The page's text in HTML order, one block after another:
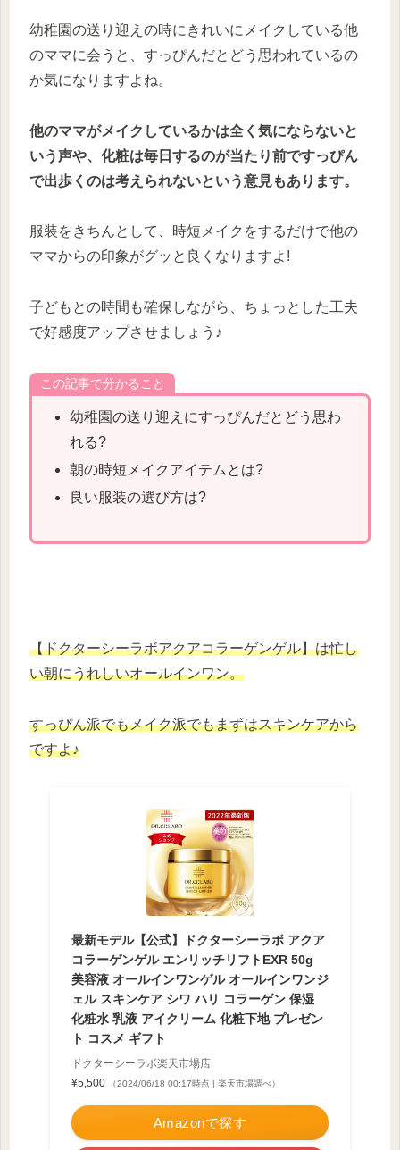
幼稚園の送り迎えの時にきれいにメイクしている他
のママに会うと、すっぴんだとどう思われているの
か気になりますよね。
他のママがメイクしているかは全く気にならないと
いう声や、化粧は毎日するのが当たり前ですっぴん
で出歩くのは考えられないという意見もあります。
服装をきちんとして、時短メイクをするだけで他の
ママからの印象がグッと良くなりますよ!
子どもとの時間も確保しながら、ちょっとした工夫
で好感度アップさせましょう♪
この記事で分かること
幼稚園の送り迎えにすっぴんだとどう思わ
れる?
朝の時短メイクアイテムとは?
良い服装の選び方は?
【ドクターシーラボアクアコラーゲンゲル】は忙し
い朝にうれしいオールインワン。
すっぴん派でもメイク派でもまずはスキンケアから
ですよ♪
最新モデル【公式】ドクターシーラボ アクア
コラーゲンゲル エンリッチリフトEXR 50g
美容液 オールインワンゲル オールインワンジ
ェル スキンケア シワ ハリ コラーゲン 保湿
化粧水 乳液 アイクリーム 化粧下地 プレゼン
ト コスメ ギフト
ドクターシーラボ楽天市場店
¥5,500
（2024/06/18 00:17時点 | 楽天市場調べ）
Amazonで探す